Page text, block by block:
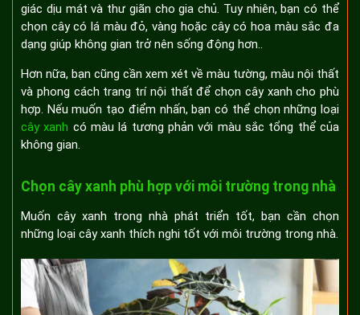
giác dịu mát và thư giãn cho gia chủ. Tuy nhiên, bạn có thể
chọn cây có lá màu đỏ, vàng hoặc cây có hoa màu sắc đa
dạng giúp không gian trở nên sống động hơn..
Hơn nữa, bạn cũng cần xem xét về màu tường, màu nội thất
và phong cách trang trí nội thất để chọn cây xanh cho phù
hợp. Nếu muốn tạo điểm nhấn, bạn có thể chọn những loại
cây xanh có màu lá tương phản với màu sắc tổng thể của
không gian.
Chọn cây xanh phù hợp với môi trường trong nhà
Muốn cây xanh trong nhà phát triển tốt, bạn cần chọn
những loại cây xanh thích nghi tốt với môi trường trong nhà.